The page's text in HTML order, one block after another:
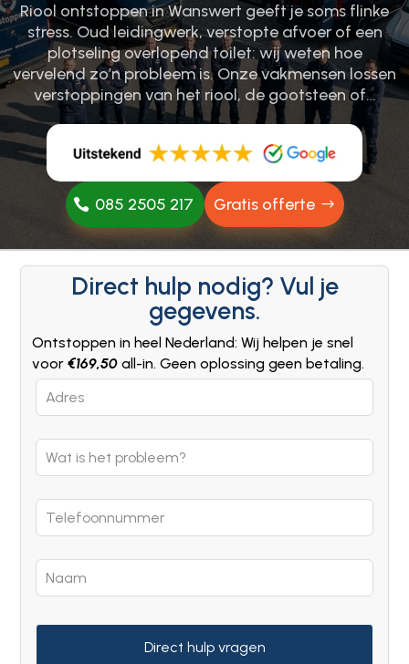
Riool ontstoppen in Wanswert geeft je soms flinke
stress.​ Oud leidingwerk, verstopte afvoer of een
plotseling overlopend toilet: wij weten hoe
vervelend zo’n probleem is.​ Onze vakmensen lossen
verstoppingen van het riool, de gootsteen of…
085 2505 217 Gratis offerte
Direct hulp nodig? Vul je
gegevens.
Ontstoppen in heel Nederland: Wij helpen je snel
voor€169,50 all-in. Geen oplossing geen betaling.
Leave
this
blank
Direct hulp vragen